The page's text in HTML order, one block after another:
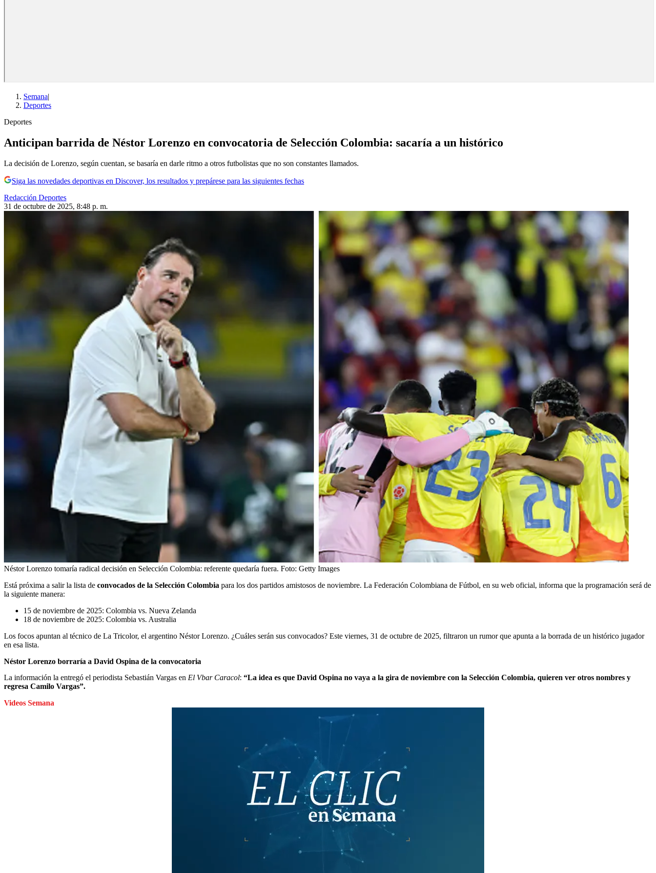
Semana|
Deportes
Deportes
Anticipan barrida de Néstor Lorenzo en convocatoria de Selección Colombia: sacaría a un histórico
La decisión de Lorenzo, según cuentan, se basaría en darle ritmo a otros futbolistas que no son constantes llamados.
Siga las novedades deportivas en Discover, los resultados y prepárese para las siguientes fechas
Redacción Deportes
31 de octubre de 2025, 8:48 p. m.
Néstor Lorenzo tomaría radical decisión en Selección Colombia: referente quedaría fuera. Foto: Getty Images
Está próxima a salir la lista de convocados de la Selección Colombia para los dos partidos amistosos de noviembre. La Federación Colombiana de Fútbol, en su web oficial, informa que la programación será de
la siguiente manera:
15 de noviembre de 2025: Colombia vs. Nueva Zelanda
18 de noviembre de 2025: Colombia vs. Australia
Los focos apuntan al técnico de La Tricolor, el argentino Néstor Lorenzo. ¿Cuáles serán sus convocados? Este viernes, 31 de octubre de 2025, filtraron un rumor que apunta a la borrada de un histórico jugador
en esa lista.
Néstor Lorenzo borraría a David Ospina de la convocatoria
La información la entregó el periodista Sebastián Vargas en El Vbar Caracol: “La idea es que David Ospina no vaya a la gira de noviembre con la Selección Colombia, quieren ver otros nombres y
regresa Camilo Vargas”.
Videos Semana